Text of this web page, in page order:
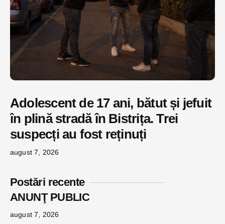
Adolescent de 17 ani, bătut și jefuit
în plină stradă în Bistrița. Trei
suspecți au fost reținuți
august 7, 2026
Postări recente
ANUNŢ PUBLIC
august 7, 2026